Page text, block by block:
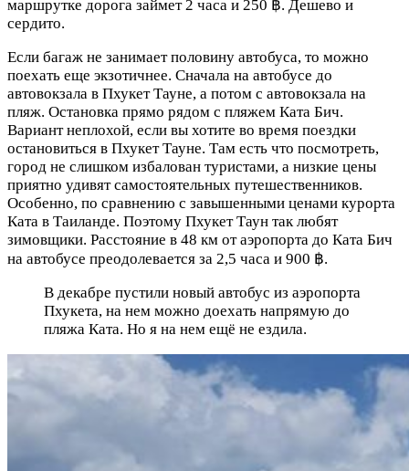
маршрутке дорога займет 2 часа и 250 ฿. Дешево и
сердито.
Если багаж не занимает половину автобуса, то можно
поехать еще экзотичнее. Сначала на автобусе до
автовокзала в Пхукет Тауне, а потом с автовокзала на
пляж. Остановка прямо рядом с пляжем Ката Бич.
Вариант неплохой, если вы хотите во время поездки
остановиться в Пхукет Тауне. Там есть что посмотреть,
город не слишком избалован туристами, а низкие цены
приятно удивят самостоятельных путешественников.
Особенно, по сравнению с завышенными ценами курорта
Ката в Таиланде. Поэтому Пхукет Таун так любят
зимовщики. Расстояние в 48 км от аэропорта до Ката Бич
на автобусе преодолевается за 2,5 часа и 900 ฿.
В декабре пустили новый автобус из аэропорта
Пхукета, на нем можно доехать напрямую до
пляжа Ката. Но я на нем ещё не ездила.